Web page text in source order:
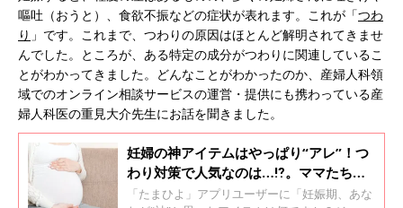
嘔吐（おうと）、食欲不振などの症状が表れます。これが「つわ
り 」です。これまで、つわりの原因はほとんど解明されてきませ
んでした。ところが、ある特定の成分がつわりに関連しているこ
とがわかってきました。どんなことがわかったのか、産婦人科領
域でのオンライン相談サービスの運営・提供にも携わっている産
婦人科医の重見大介先生にお話を聞きました。
妊婦の神アイテムはやっぱり“アレ”！つ
わり対策で人気なのは…⁉。ママたちが
選んだ、妊娠期の神アイテムを紹介しま
「たまひよ」アプリユーザーに「妊娠期、あな